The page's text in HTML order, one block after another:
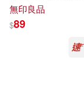
其他
無印良品
$89